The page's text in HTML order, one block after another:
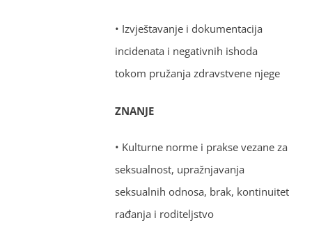
• Izvještavanje i dokumentacija
incidenata i negativnih ishoda
tokom pružanja zdravstvene njege
ZNANJE
• Kulturne norme i prakse vezane za
seksualnost, upražnjavanja
seksualnih odnosa, brak, kontinuitet
rađanja i roditeljstvo